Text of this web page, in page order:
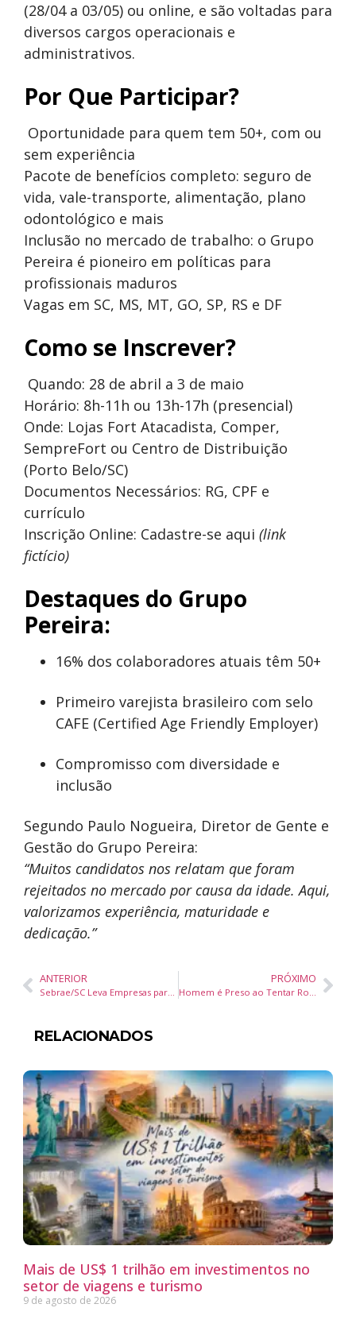
(28/04 a 03/05) ou online, e são voltadas para
diversos cargos operacionais e
administrativos.
Por Que Participar?
Oportunidade para quem tem 50+, com ou
sem experiência
Pacote de benefícios completo: seguro de
vida, vale-transporte, alimentação, plano
odontológico e mais
Inclusão no mercado de trabalho: o Grupo
Pereira é pioneiro em políticas para
profissionais maduros
Vagas em SC, MS, MT, GO, SP, RS e DF
Como se Inscrever?
Quando: 28 de abril a 3 de maio
Horário: 8h-11h ou 13h-17h (presencial)
Onde: Lojas Fort Atacadista, Comper,
SempreFort ou Centro de Distribuição
(Porto Belo/SC)
Documentos Necessários: RG, CPF e
currículo
Inscrição Online: Cadastre-se aqui (link
fictício)
Destaques do Grupo
Pereira:
16% dos colaboradores atuais têm 50+
Primeiro varejista brasileiro com selo
CAFE (Certified Age Friendly Employer)
Compromisso com diversidade e
inclusão
Segundo Paulo Nogueira, Diretor de Gente e
Gestão do Grupo Pereira:
“Muitos candidatos nos relatam que foram
rejeitados no mercado por causa da idade. Aqui,
valorizamos experiência, maturidade e
dedicação.”
ANTERIOR
Sebrae/SC Leva Empresas para o 4º Meetup Construtech em Itajaí
PRÓXIMO
Homem é Preso ao Tentar Roubar Carro no Centro de Balneário Camboriú
RELACIONADOS
Mais de US$ 1 trilhão em investimentos no
setor de viagens e turismo
9 de agosto de 2026